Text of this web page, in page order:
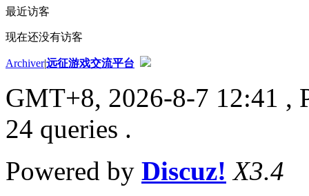
最近访客
现在还没有访客
Archiver|远征游戏交流平台
GMT+8, 2026-8-7 12:41 ,
24 queries .
Powered by Discuz! X3.4